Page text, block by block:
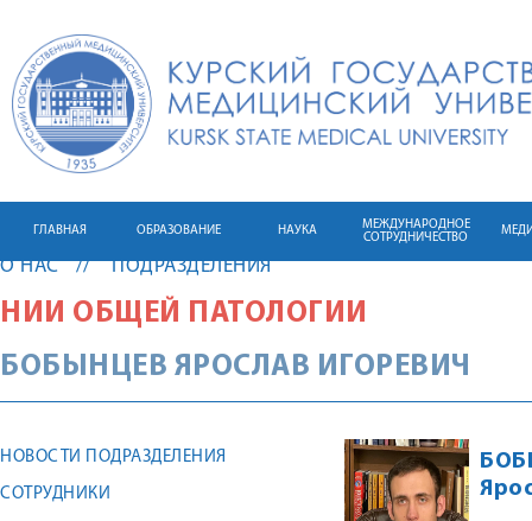
ГЛАВНАЯ ОБРАЗОВАНИЕ НАУКА
МЕЖДУНАРОДНОЕ
СОТРУДНИЧЕСТВО
О НАС ПОДРАЗДЕЛЕНИЯ
НИИ ОБЩЕЙ ПАТОЛОГИИ
БОБЫНЦЕВ ЯРОСЛАВ ИГОРЕВИЧ
НОВОСТИ ПОДРАЗДЕЛЕНИЯ
СОТРУДНИКИ